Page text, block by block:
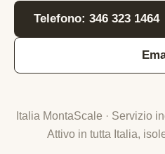
Telefono: 346 323 1464
Italia MontaScale · Servizio
Attivo in tutta Italia,